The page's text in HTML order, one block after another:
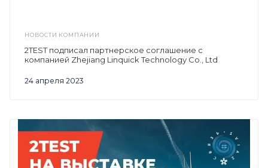
НОВОСТИ КОМПАНИИ
24 апреля 2023
2TEST подписал партнерское соглашение с
компанией Zhejiang Linquick Technology Co., Ltd